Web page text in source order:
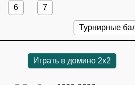
6 7
Турнирные
Играть в домино 2x2